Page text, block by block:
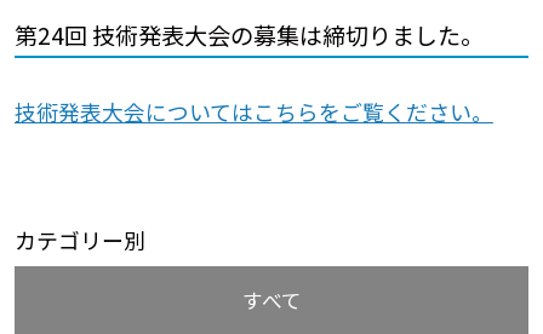
第24回 技術発表大会の募集は締切りました。
技術発表大会についてはこちらをご覧ください。
カテゴリー別
すべて